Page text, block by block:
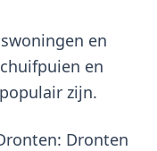
en
en
zijn.
Dronten